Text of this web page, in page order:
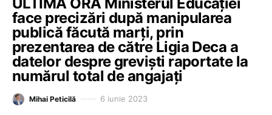
face precizări după manipularea
publică făcută marți, prin
prezentarea de către Ligia Deca a
datelor despre greviști raportate la
numărul total de angajați
Mihai Peticilă 6 iunie 2023